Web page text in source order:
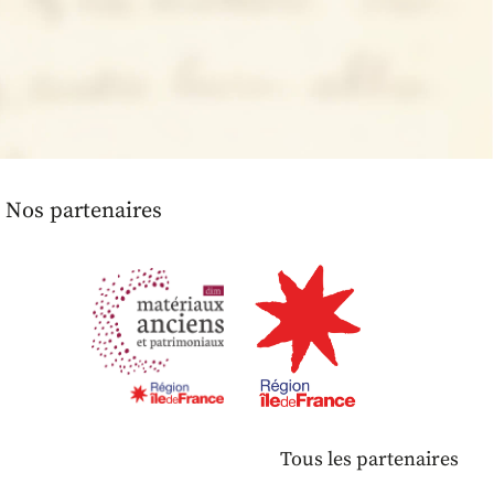
Nos partenaires
Tous les partenaires